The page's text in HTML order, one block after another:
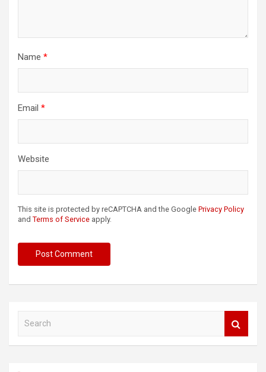
Name *
Email *
Website
This site is protected by reCAPTCHA and the Google Privacy Policy
and Terms of Service apply.